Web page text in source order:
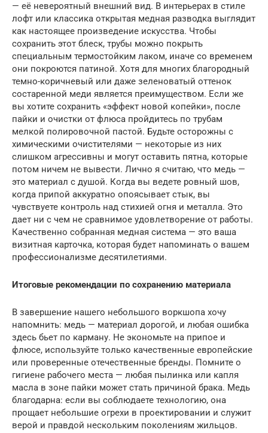
— её невероятный внешний вид. В интерьерах в стиле
лофт или классика открытая медная разводка выглядит
как настоящее произведение искусства. Чтобы
сохранить этот блеск, трубы можно покрыть
специальным термостойким лаком, иначе со временем
они покроются патиной. Хотя для многих благородный
темно-коричневый или даже зеленоватый оттенок
состаренной меди является преимуществом. Если же
вы хотите сохранить «эффект новой копейки», после
пайки и очистки от флюса пройдитесь по трубам
мелкой полировочной пастой. Будьте осторожны с
химическими очистителями — некоторые из них
слишком агрессивны и могут оставить пятна, которые
потом ничем не вывести. Лично я считаю, что медь —
это материал с душой. Когда вы ведете ровный шов,
когда припой аккуратно опоясывает стык, вы
чувствуете контроль над стихией огня и металла. Это
дает ни с чем не сравнимое удовлетворение от работы.
Качественно собранная медная система — это ваша
визитная карточка, которая будет напоминать о вашем
профессионализме десятилетиями.
Итоговые рекомендации по сохранению материала
В завершение нашего небольшого воркшопа хочу
напомнить: медь — материал дорогой, и любая ошибка
здесь бьет по карману. Не экономьте на припое и
флюсе, используйте только качественные европейские
или проверенные отечественные бренды. Помните о
гигиене рабочего места — любая пылинка или капля
масла в зоне пайки может стать причиной брака. Медь
благодарна: если вы соблюдаете технологию, она
прощает небольшие огрехи в проектировании и служит
верой и правдой нескольким поколениям жильцов.